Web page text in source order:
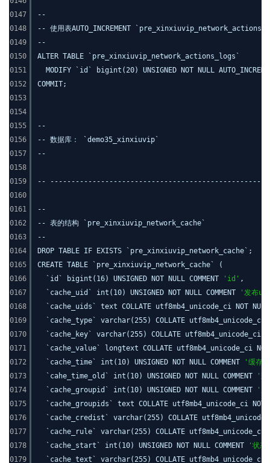
0147
0148
0149
0150
0151
0152
0153
0154
0155
0156
0157
0158
0159
0160
0161
0162
0163
0164
0165
0166
0167
0168
0169
0170
0171
0172
0173
0174
0175
0176
0177
0178
0179
--
-- 使用表AUTO_INCREMENT
--
ALTER TABLE `pre_xinxiuvip_network_actions_logs`
MODIFY `id` bigint(20) UNSIGNED NOT NULL
COMMIT;
--
-- 数据库： `demo35_xinxiuvip`
--
--
--
-- 表的结构 `pre_xinxiuvip_network_cache`
--
DROP TABLE IF EXISTS `pre_xinxiuvip_network_cache`;
CREATE TABLE `pre_xinxiuvip_network_cache` (
`id` bigint(16) UNSIGNED NOT NULL COMMENT
'id' ,
`cache_uid` int(10) UNSIGNED NOT NULL COMMENT
'发布
`cache_uids` text COLLATE utf8mb4_unicode_ci NOT NULL
`cache_type` varchar(255) COLLATE utf8mb4_unicode_ci
`cache_key` varchar(255) COLLATE utf8mb4_unicode_ci
`cache_value` longtext COLLATE utf8mb4_unicode_ci NOT
`cache_time` int(10) UNSIGNED NOT NULL COMMENT
'缓存
`cahe_time_old` int(10) UNSIGNED NOT NULL COMMENT
'到
`cache_groupid` int(10) UNSIGNED NOT NULL COMMENT
'用
`cache_groupids` text COLLATE utf8mb4_unicode_ci NOT
`cache_credist` varchar(255) COLLATE utf8mb4_unicode_ci
`cache_rule` varchar(255) COLLATE utf8mb4_unicode_ci
`cache_start` int(10) UNSIGNED NOT NULL COMMENT
'状态
`cache_text` varchar(255) COLLATE utf8mb4_unicode_ci